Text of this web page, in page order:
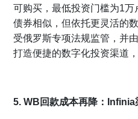
可购买，最低投资门槛为1
债券相似，但依托更灵活的
受俄罗斯专项法规监管，并
打造便捷的数字化投资渠道
5. WB回款成本再降：